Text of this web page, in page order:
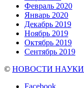
Февраль 2020
Январь 2020
Декабрь 2019
Ноябрь 2019
Октябрь 2019
Сентябрь 2019
© НОВОСТИ НАУКИ
Facebook